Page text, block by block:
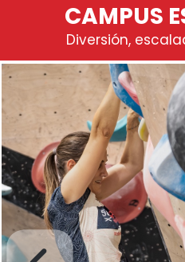
CAMPUS
Diversión,